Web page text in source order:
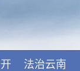
法治云南